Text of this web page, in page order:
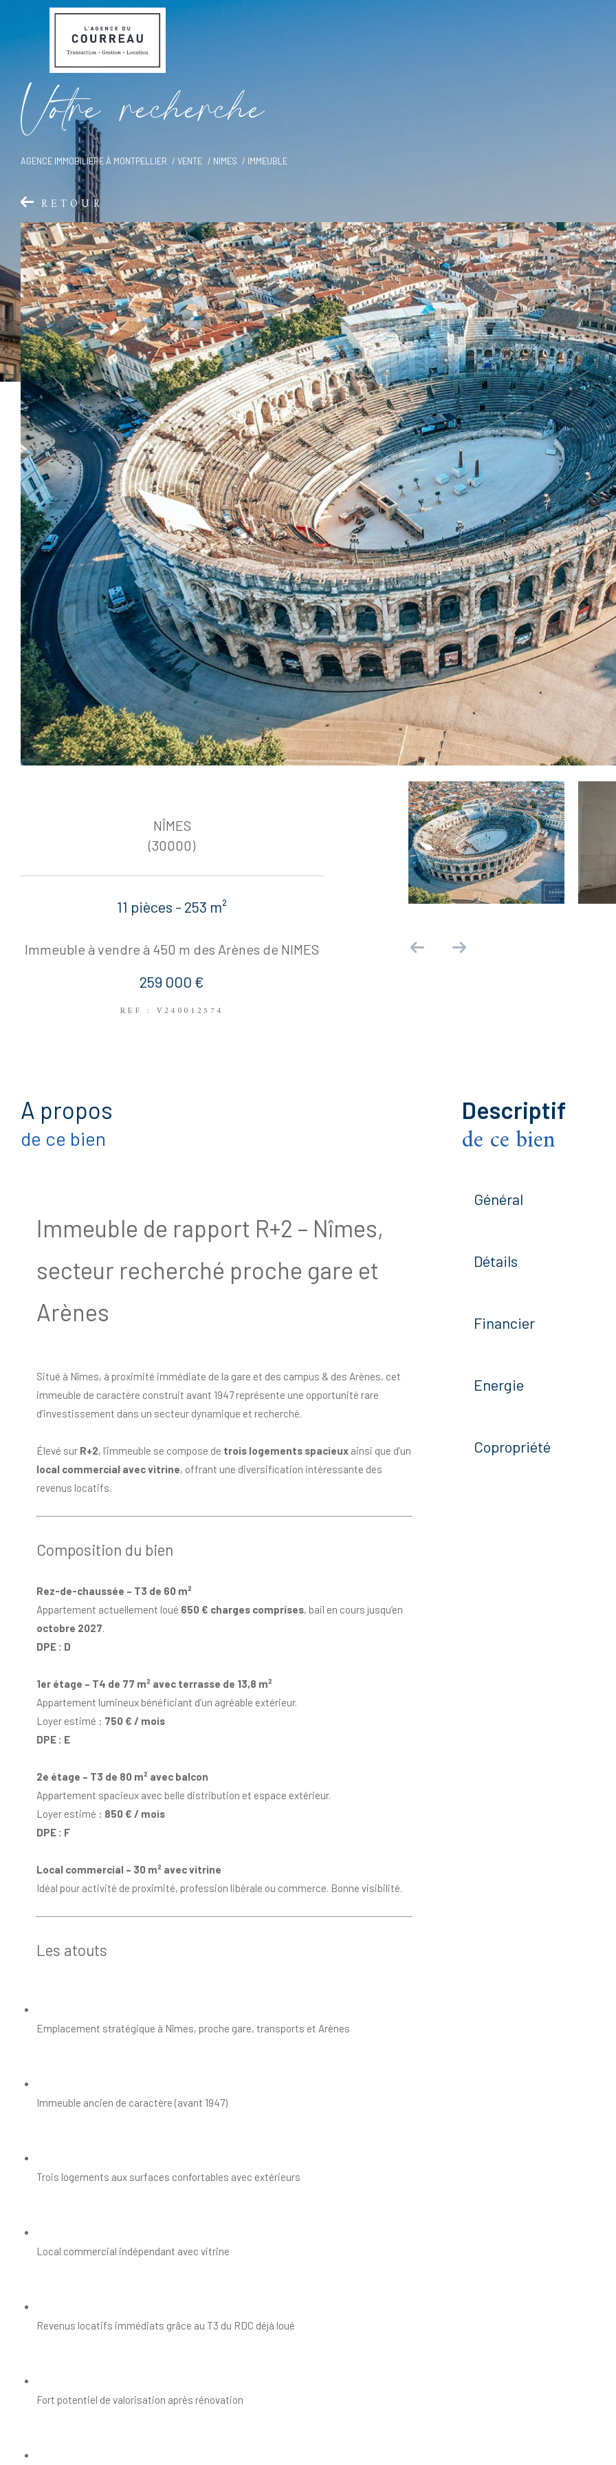
Votre recherche
AGENCE IMMOBILIÈRE À MONTPELLIER VENTE NIMES IMMEUBLE
RETOUR
NÎMES
(30000)
11 pièces - 253 m²
Immeuble à vendre à 450 m des Arènes de NIMES
259 000 €
REF : V240012574
a propos
de ce bien
Immeuble de rapport R+2 – Nîmes,
secteur recherché proche gare et
Arènes
Situé à Nîmes, à proximité immédiate de la gare et des campus & des Arènes, cet
immeuble de caractère construit avant 1947 représente une opportunité rare
d’investissement dans un secteur dynamique et recherché.
Élevé sur R+2, l’immeuble se compose de trois logements spacieuxainsi que d’un
local commercial avec vitrine, offrant une diversification intéressante des
revenus locatifs.
Composition du bien
Rez-de-chaussée – T3 de 60 m²
Appartement actuellement loué 650 € charges comprises, bail en cours jusqu’en
octobre 2027.
DPE : D
1er étage – T4 de 77 m² avec terrasse de 13,8 m²
Appartement lumineux bénéficiant d’un agréable extérieur.
Loyer estimé : 750 € / mois
DPE : E
2e étage – T3 de 80 m² avec balcon
Appartement spacieux avec belle distribution et espace extérieur.
Loyer estimé : 850 € / mois
DPE : F
Local commercial – 30 m² avec vitrine
Idéal pour activité de proximité, profession libérale ou commerce. Bonne visibilité.
Les atouts
Emplacement stratégique à Nîmes, proche gare, transports et Arènes
Immeuble ancien de caractère (avant 1947)
Trois logements aux surfaces confortables avec extérieurs
Local commercial indépendant avec vitrine
Revenus locatifs immédiats grâce au T3 du RDC déjà loué
Fort potentiel de valorisation après rénovation
descriptif
de ce bien
Général
Détails
Financier
Energie
Copropriété